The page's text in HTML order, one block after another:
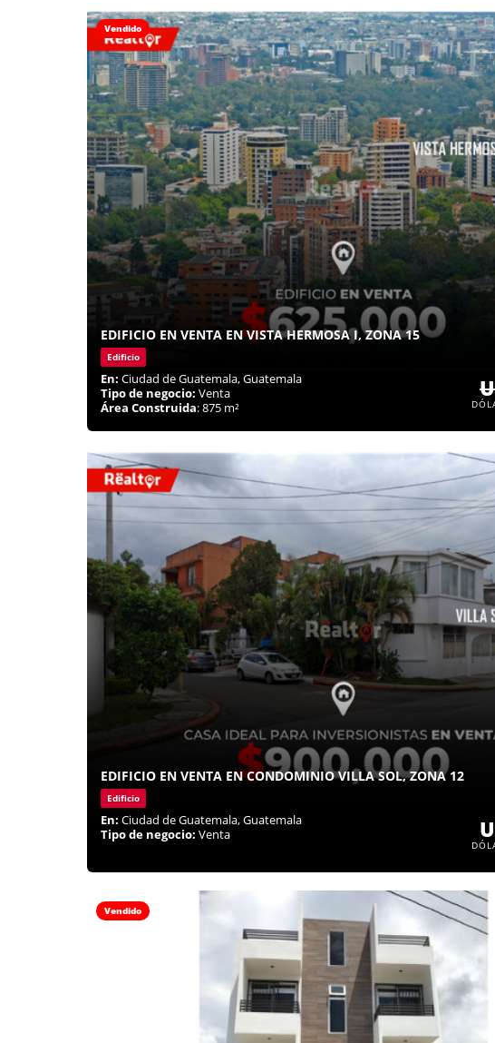
Vendido
EDIFICIO EN VENTA EN VISTA HERMOSA I, ZONA 15
Edificio
En: Ciudad de Guatemala, Guatemala
Tipo de negocio: Venta
Área Construida: 875 m²
EDIFICIO EN VENTA EN CONDOMINIO VILLA SOL, ZONA 12
Edificio
En: Ciudad de Guatemala, Guatemala
Tipo de negocio: Venta
Vendido